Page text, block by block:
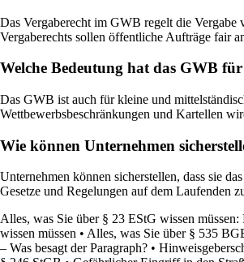
Das Vergaberecht im GWB regelt die
Vergaberechts sollen öffentliche Aufträge fair
Welche Bedeutung hat das GWB
Das GWB ist auch für kleine und
Wettbewerbsbeschränkungen und Kartellen
Wie können Unternehmen
Unternehmen können sicherstellen, dass sie
Gesetze und Regelungen auf dem Laufenden
Alles, was Sie über § 23 EStG wissen
wissen müssen • Alles, was Sie über § 535
– Was besagt der Paragraph? •